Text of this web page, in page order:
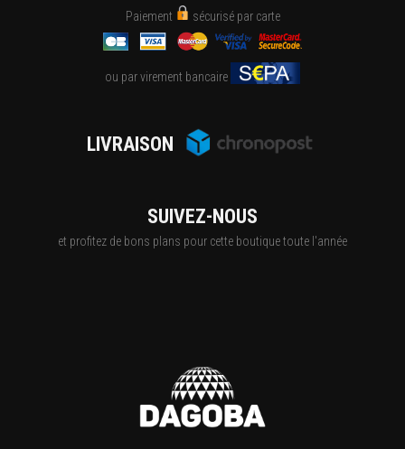
Paiement sécurisé par carte
ou par virement bancaire
LIVRAISON
SUIVEZ-NOUS
et profitez de bons plans pour cette boutique toute l'année